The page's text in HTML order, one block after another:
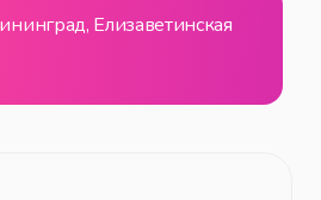
Елизаветинская